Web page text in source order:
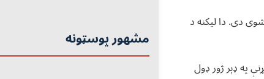
دی. دا لیکنه د
په ډېر ژور ډول
مشهور پوسټونه